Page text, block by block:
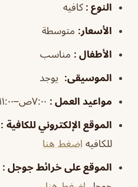
النوع : كافيه
الأسعار: متوسطة
الأطفال : مناسب
الموسيقى: يوجد
مواعيد العمل : ٧:٠٠ص–١١:٠٠م
الموقع الإلكتروني للكافية :
للكافيه اضغط هنا
الموقع على خرائط جوجل :